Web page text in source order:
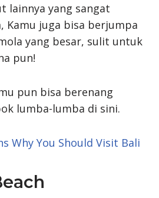
lainnya yang sangat
Kamu juga bisa berjumpa
yang besar, sulit untuk
pun!
pun bisa berenang
lumba-lumba di sini.
Why You Should Visit Bali